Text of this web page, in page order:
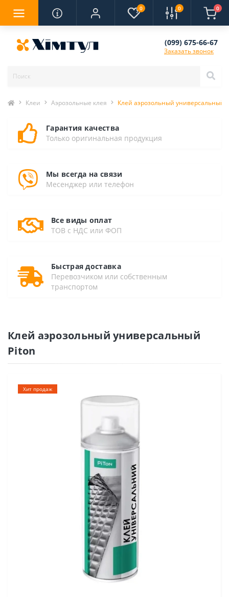
0 0 0
(099) 675-66-67
Заказать звонок
Клеи Аэрозольные клея Клей аэрозольный универсальный
Гарантия качества
Только оригинальная продукция
Мы всегда на связи
Месенджер или телефон
Все виды оплат
ТОВ с НДС или ФОП
Быстрая доставка
Перевозчиком или собственным
транспортом
Клей аэрозольный универсальный
Piton
Хит продаж